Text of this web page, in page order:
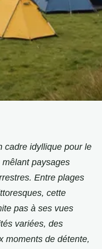
nord bord de
mer
cadre idyllique pour le
paysages
Entre plages
cette
pas à ses vues
variées, des
moments de détente,